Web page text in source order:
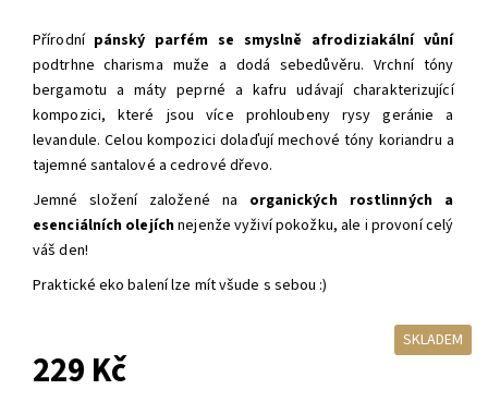
Přírodní pánský parfém se smyslně afrodiziakální vůní
podtrhne charisma muže a dodá sebedůvěru.Vrchní tóny
bergamotu a máty peprné a kafru udávají charakterizující
kompozici, které jsou více prohloubeny rysy geránie a
levandule. Celou kompozici dolaďují mechové tóny koriandru a
tajemné santalové a cedrové dřevo.
Jemné složení založené na organických rostlinných a
esenciálních olejíchnejenže vyživí pokožku, ale i provoní celý
váš den!
Praktické eko balení lze mít všude s sebou :)
SKLADEM
229 Kč